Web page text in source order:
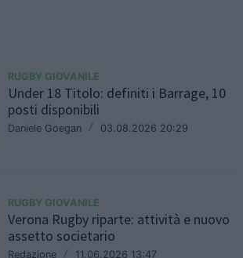
RUGBY GIOVANILE
Under 18 Titolo: definiti i Barrage, 10
posti disponibili
Daniele Goegan / 03.08.2026 20:29
RUGBY GIOVANILE
Verona Rugby riparte: attività e nuovo
assetto societario
Redazione / 11.06.2026 13:47